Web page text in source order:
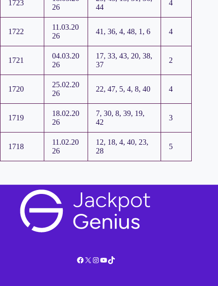
1723
26
44
4
1722
11.03.20
26
41, 36, 4, 48, 1, 6 4
1721
04.03.20
26
17, 33, 43, 20, 38,
37
2
1720
25.02.20
26
22, 47, 5, 4, 8, 40 4
1719
18.02.20
26
7, 30, 8, 39, 19,
42
3
1718
11.02.20
26
12, 18, 4, 40, 23,
28
5
Facebook
X Instagram
YouTube
TikTok